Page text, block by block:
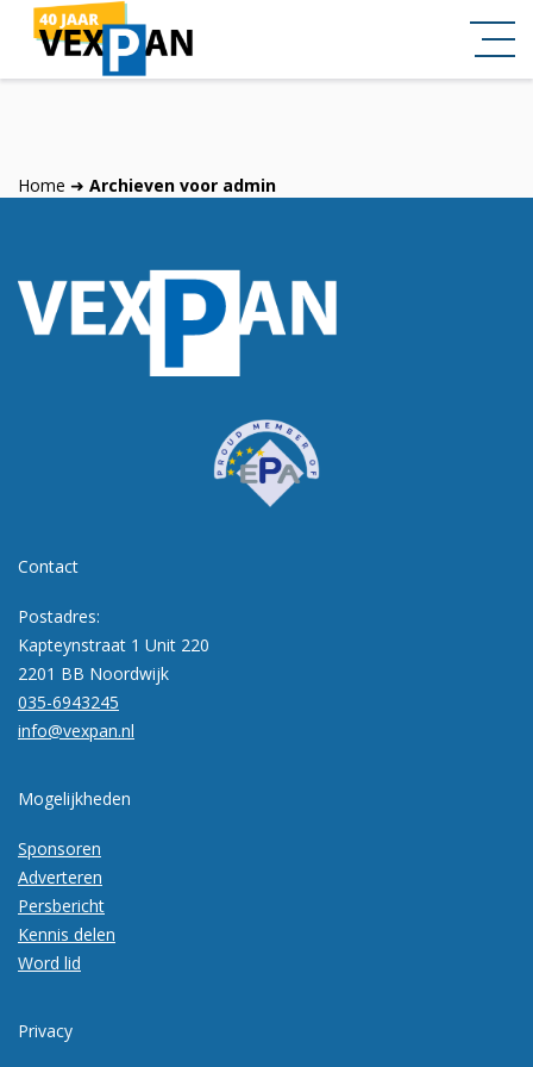
Home ➜ Archieven voor admin
Contact
Postadres:
Kapteynstraat 1 Unit 220
2201 BB Noordwijk
035-6943245
info@vexpan.nl
Mogelijkheden
Sponsoren
Adverteren
Persbericht
Kennis delen
Word lid
Privacy